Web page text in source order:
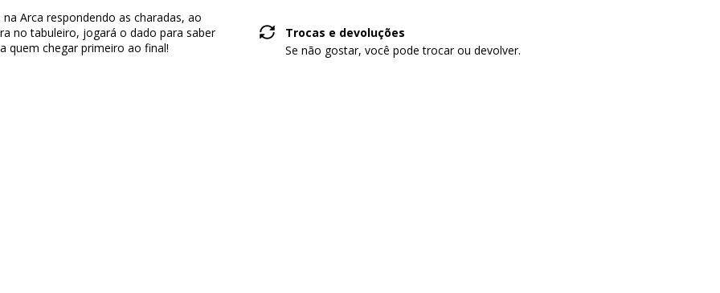
Arca respondendo as charadas, ao
no tabuleiro, jogará o dado para saber
quem chegar primeiro ao final!
Trocas e devoluções
Se não gostar, você pode trocar ou devolver.